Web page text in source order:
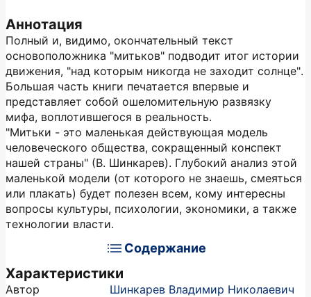
Аннотация
Полный и, видимо, окончательный текст
основоположника "митьков" подводит итог истории
движения, "над которым никогда не заходит солнце".
Большая часть книги печатается впервые и
представляет собой ошеломительную развязку
мифа, воплотившегося в реальность.
"Митьки - это маленькая действующая модель
человеческого общества, сокращенный конспект
нашей страны" (В. Шинкарев). Глубокий анализ этой
маленькой модели (от которого не знаешь, смеяться
или плакать) будет полезен всем, кому интересны
вопросы культуры, психологии, экономики, а также
технологии власти.
Содержание
Характеристики
Автор
Шинкарев Владимир Николаевич